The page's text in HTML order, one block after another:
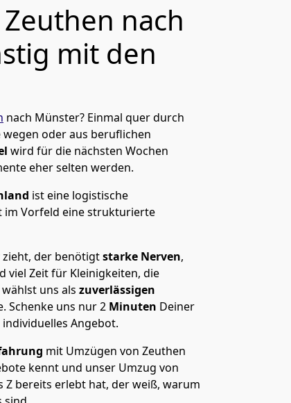
nach
mit den
nach Münster? Einmal quer durch
oder aus beruflichen
wird für die nächsten Wochen
eher selten werden.
ist eine logistische
Vorfeld eine strukturierte
der benötigtstarke Nerven,
viel Zeit für Kleinigkeiten, die
uns als zuverlässigen
Schenke uns nur2 Minuten Deiner
Angebot.
mit Umzügen von Zeuthen
kennt und unser Umzug von
Z bereits erlebt hat, der weiß, warum